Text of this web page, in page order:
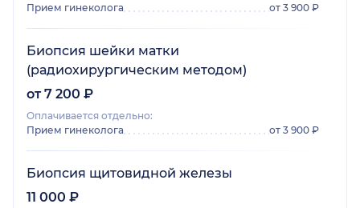
Прием гинеколога
от 3 900 ₽
Биопсия шейки матки
(радиохирургическим методом)
от 7 200 ₽
Оплачивается отдельно:
Прием гинеколога
от 3 900 ₽
Биопсия щитовидной железы
11 000 ₽